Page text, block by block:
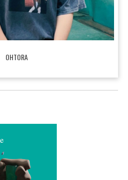
OHTORA